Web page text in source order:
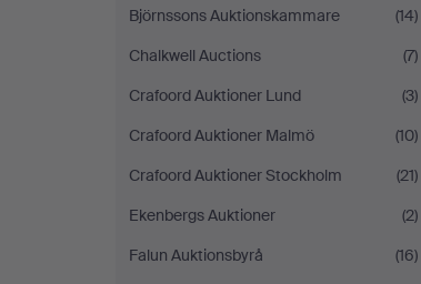
Björnssons Auktionskammare
(14)
Chalkwell Auctions
(7)
Crafoord Auktioner Lund
(3)
Crafoord Auktioner Malmö
(10)
Crafoord Auktioner Stockholm
(21)
Ekenbergs Auktioner
(2)
Falun Auktionsbyrå
(16)